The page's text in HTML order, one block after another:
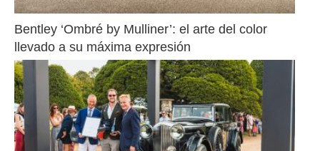
Bentley ‘Ombré by Mulliner’: el arte del color
llevado a su máxima expresión